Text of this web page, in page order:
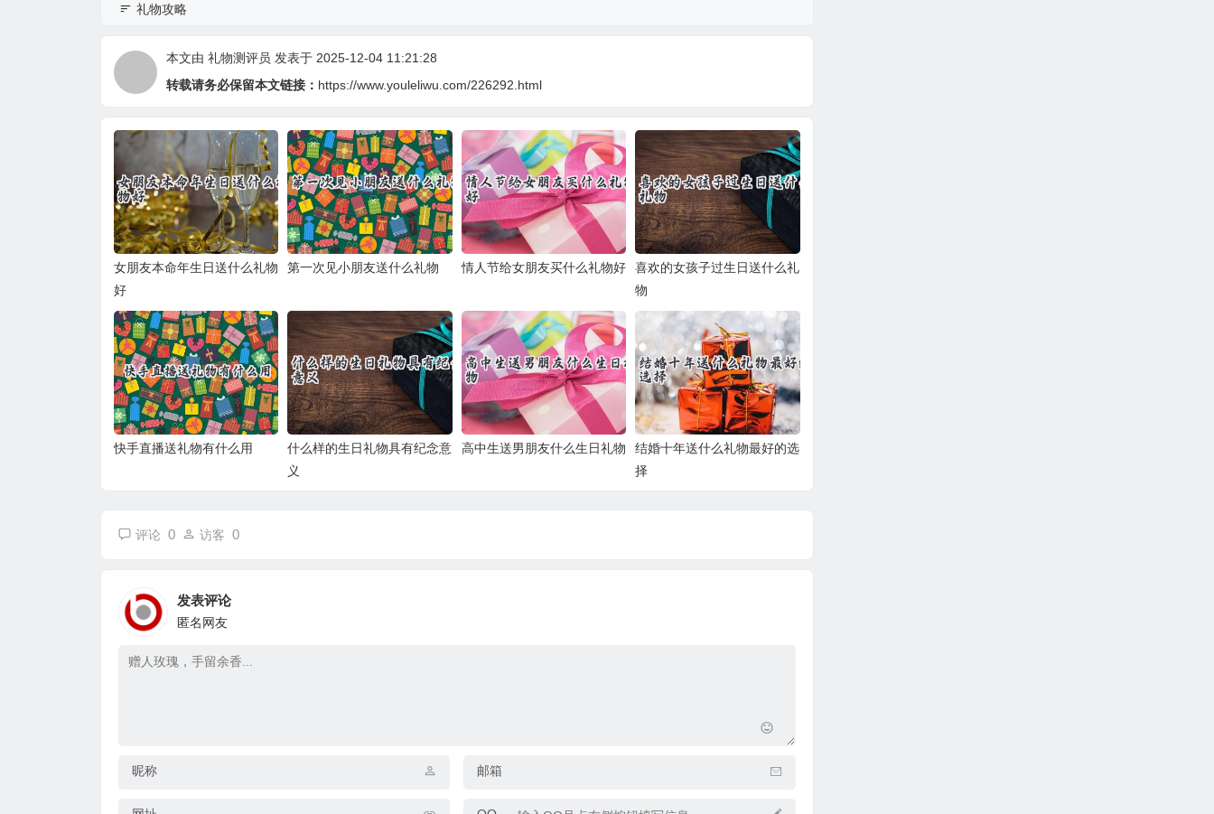
礼物攻略
本文由 礼物测评员 发表于 2025-12-04 11:21:28
转载请务必保留本文链接： https://www.youleliwu.com/226292.html
女朋友本命年生日送什么礼物
好
第一次见小朋友送什么礼物 情人节给女朋友买什么礼物好
喜欢的女孩子过生日送什么礼
物
快手直播送礼物有什么用
什么样的生日礼物具有纪念意
义
高中生送男朋友什么生日礼物
结婚十年送什么礼物最好的选
择
评论 0 访客 0
发表评论
匿名网友
昵称 邮箱